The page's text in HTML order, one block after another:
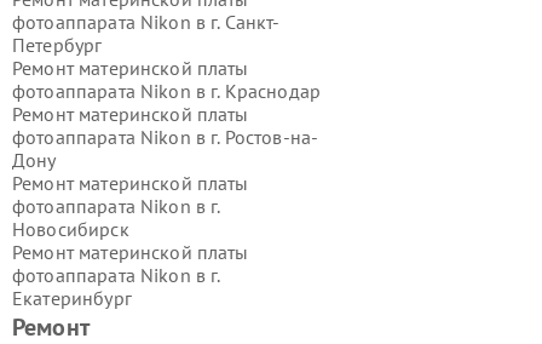
Ремонт
фотоаппарата Nikon в г. Санкт-
Петербург
Ремонт материнской платы
фотоаппарата Nikon в г. Краснодар
Ремонт материнской платы
фотоаппарата Nikon в г. Ростов-на-
Дону
Ремонт материнской платы
фотоаппарата Nikon в г.
Новосибирск
Ремонт материнской платы
фотоаппарата Nikon в г.
Екатеринбург
Ремонт материнской платы